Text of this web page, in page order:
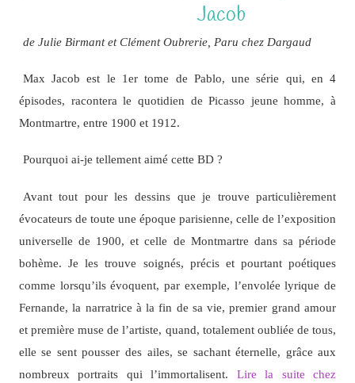
Jacob
de Julie Birmant et Clément Oubrerie, Paru chez Dargaud
Max Jacob est le 1er tome de Pablo, une série qui, en 4
épisodes, racontera le quotidien de Picasso jeune homme, à
Montmartre, entre 1900 et 1912.
Pourquoi ai-je tellement aimé cette BD ?
Avant tout pour les dessins que je trouve particulièrement
évocateurs de toute une époque parisienne, celle de l’exposition
universelle de 1900, et celle de Montmartre dans sa période
bohème. Je les trouve soignés, précis et pourtant poétiques
comme lorsqu’ils évoquent, par exemple, l’envolée lyrique de
Fernande, la narratrice à la fin de sa vie, premier grand amour
et première muse de l’artiste, quand, totalement oubliée de tous,
elle se sent pousser des ailes, se sachant éternelle, grâce aux
nombreux portraits qui l’immortalisent. Lire la suite chez